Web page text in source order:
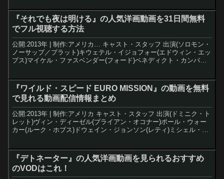
『それでも夜は明ける』の人気洋画動画を31日間無料
でフル視聴する方法
公開:2013年 | 制作:アメリカ… キャスト・スタッフ 出演(ソロモン・
ノーサップ／プラット)キウェテル・イジョフォー(エドウィン・エッ
プス)マイケル・ファスベンダー(フォード)ベネディクト・カンバー
『ワイルド・スピード EURO MISSION』の動画を無料
で見れる動画配信情報まとめ
公開:2013年 | 制作:アメリカ キャスト・スタッフ 出演(ドミニク・ト
レット)ヴィン・ディーゼル(ブライアン・オコナー)ポール・ウォー
カー(ルーク・ホブス)ドウェイン・ジョンソン(レティ)ミシェル・ロ
『デトネーター』の人気洋画動画を見られるおすすめ
のVODはこれ！